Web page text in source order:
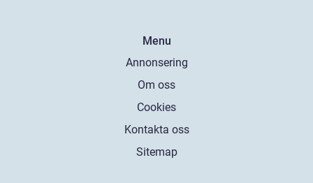
Menu
Annonsering
Om oss
Cookies
Kontakta oss
Sitemap